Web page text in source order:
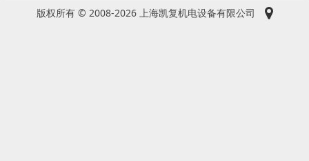
版权所有 © 2008-2026 上海凯复机电设备有限公司